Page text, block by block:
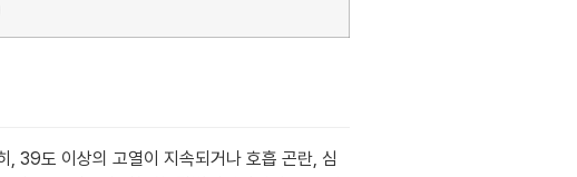
, 39도 이상의 고열이 지속되거나 호흡 곤란, 심